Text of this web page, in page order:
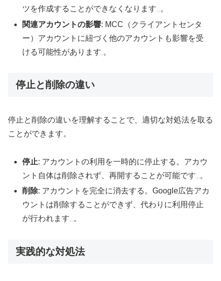
ツを作成することができなくなります
。
関連アカウントの影響: MCC（クライアントセンタ
ー）アカウントに紐づく他のアカウントも影響を受
ける可能性があります 。
停止と削除の違い
停止と削除の違いを理解することで、適切な対処法を取る
ことができます。
停止: アカウントの利用を一時的に停止する。アカウ
ント自体は削除されず、再開することが可能です
。
削除: アカウントを完全に消去する。Google広告アカ
ウントは削除することができず、代わりに利用停止
が行われます
。
実践的な対処法